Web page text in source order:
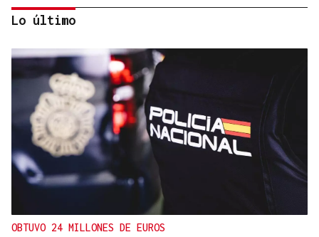
CONATO EXTINGUIDO
Vídeo | Se desata un incendio forestal en una
Lo último
OBTUVO 24 MILLONES DE EUROS